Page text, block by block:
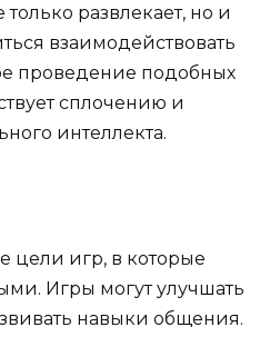
развлекает, но и
взаимодействовать
проведение подобных
сплочению и
интеллекта.
цели игр, в которые
Игры могут улучшать
навыки общения.